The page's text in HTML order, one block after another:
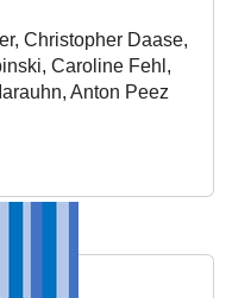
Christopher Daase,
Caroline Fehl,
Anton Peez